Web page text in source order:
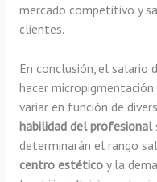
mercado competitivo y
clientes.
En conclusión, el salario
hacer micropigmentación
variar en función de
habilidad del profesional
determinarán el rango
centro estéticoy la